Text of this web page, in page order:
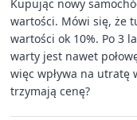
Kupując nowy
wartości. Mówi się, że
wartości ok 10%. Po 3
warty jest nawet
więc wpływa na
trzymają cenę?